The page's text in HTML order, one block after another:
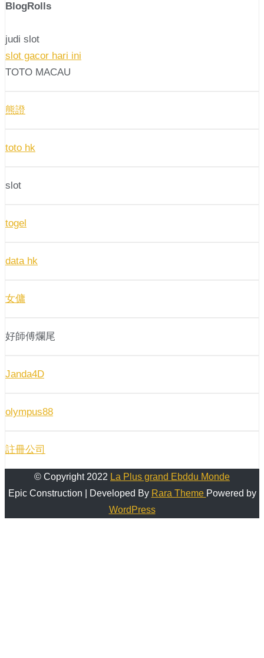
BlogRolls
judi slot
slot gacor hari ini
TOTO MACAU
熊證
toto hk
slot
togel
data hk
女傭
好師傅爛尾
Janda4D
olympus88
註冊公司
© Copyright 2022 La Plus grand Ebddu Monde
Epic Construction | Developed By Rara Theme Powered by
WordPress